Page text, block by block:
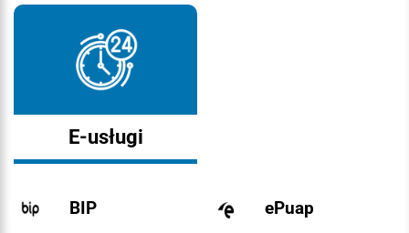
E-usługi
BIP ePuap